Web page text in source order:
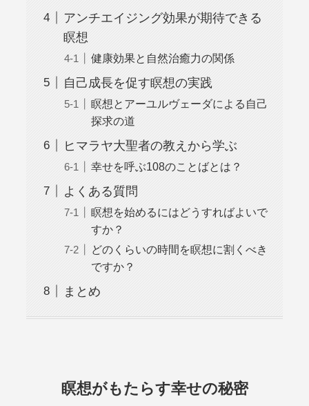
アンチエイジング効果が期待できる
瞑想
健康効果と自然治癒力の関係
自己成長を促す瞑想の実践
瞑想とアーユルヴェーダによる自己
探求の道
ヒマラヤ大聖者の教えから学ぶ
幸せを呼ぶ108のことばとは？
よくある質問
瞑想を始めるにはどうすればよいで
すか？
どのくらいの時間を瞑想に割くべき
ですか？
まとめ
瞑想がもたらす幸せの秘密